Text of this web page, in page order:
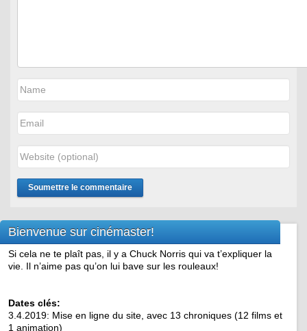
Bienvenue sur cinémaster!
Si cela ne te plaît pas, il y a Chuck Norris qui va t’expliquer la
vie. Il n’aime pas qu’on lui bave sur les rouleaux!
Dates clés:
3.4.2019: Mise en ligne du site, avec 13 chroniques (12 films et
1 animation)